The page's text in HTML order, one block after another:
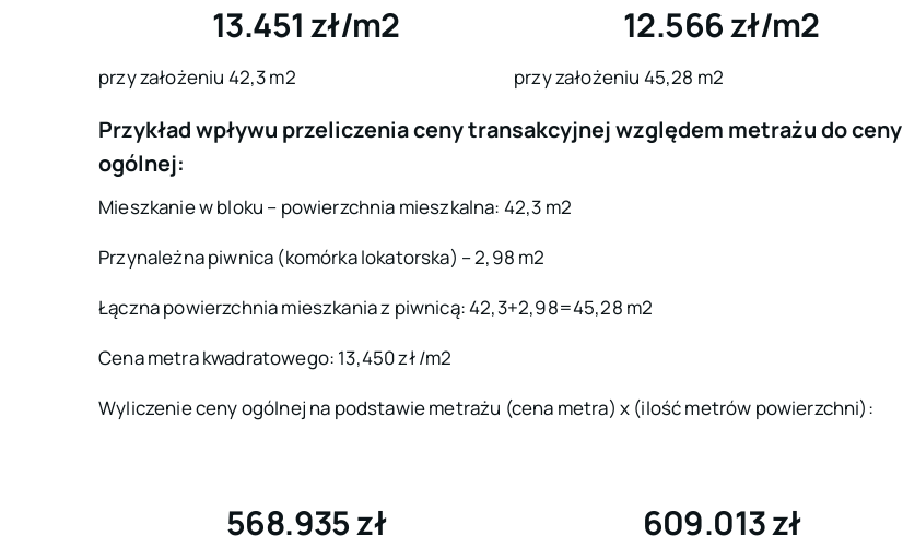
13.451 zł/m2
przy założeniu 42,3 m2
12.566 zł/m2
przy założeniu 45,28 m2
Przykład wpływu przeliczenia ceny transakcyjnej względem metrażu do ceny
ogólnej:
Mieszkanie w bloku – powierzchnia mieszkalna: 42,3 m2
Przynależna piwnica (komórka lokatorska) – 2,98 m2
Łączna powierzchnia mieszkania z piwnicą: 42,3+2,98=45,28 m2
Cena metra kwadratowego: 13,450 zł /m2
Wyliczenie ceny ogólnej na podstawie metrażu (cena metra) x (ilość metrów powierzchni):
568.935 zł 609.013 zł